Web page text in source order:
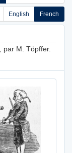
English French
, par M. Töpffer.